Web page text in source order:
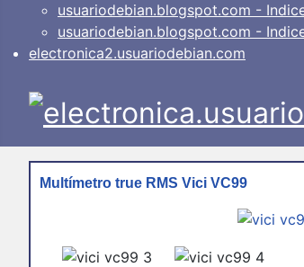
usuariodebian.blogspot.com -
usuariodebian.blogspot.com -
electronica2.usuariodebian.com
Multímetro true RMS Vici VC99